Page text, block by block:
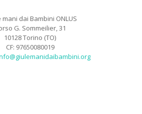
mani dai Bambini ONLUS
G. Sommeilier, 31
10128 Torino (TO)
CF: 97650080019